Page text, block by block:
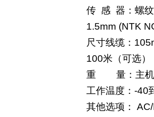
传 感 器：螺纹
1.5mm (NTK
尺寸线缆：
100米（可选）
重 量：主机
工作温度：-40
其他选项：